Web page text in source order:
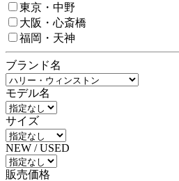
東京・中野
大阪・心斎橋
福岡・天神
ブランド名
モデル名
サイズ
NEW / USED
販売価格